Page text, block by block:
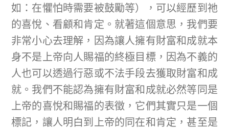
如：在懼怕時需要被鼓勵等），可以經歷到祂
的喜悅、看顧和肯定。就著這個意思，我們要
非常小心去理解，因為讓人擁有財富和成就本
身不是上帝向人賜福的終極目標，因為不義的
人也可以透過行惡或不法手段去獲取財富和成
就。我們不能認為擁有財富和成就必然等同是
上帝的喜悅和賜福的表徵，它們其實只是一個
標記，讓人明白到上帝的同在和肯定，甚至是